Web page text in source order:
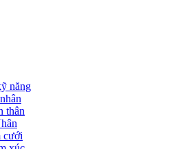
năng
thân
cưới